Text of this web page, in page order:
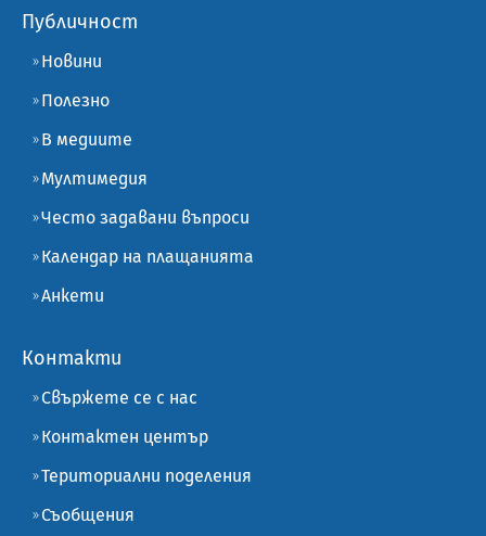
Публичност
Новини
Полезно
В медиите
Мултимедия
Често задавани въпроси
Календар на плащанията
Анкети
Контакти
Свържете се с нас
Контактен център
Териториални поделения
Съобщения